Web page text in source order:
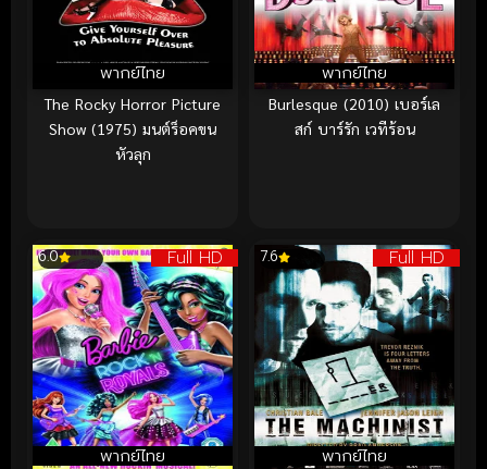
พากย์ไทย
The Rocky Horror Picture
Show (1975) มนต์ร็อคขน
หัวลุก
พากย์ไทย
Burlesque (2010) เบอร์เล
สก์ บาร์รัก เวทีร้อน
Full HD
พากย์ไทย
6.0 Full HD
พากย์ไทย
7.6